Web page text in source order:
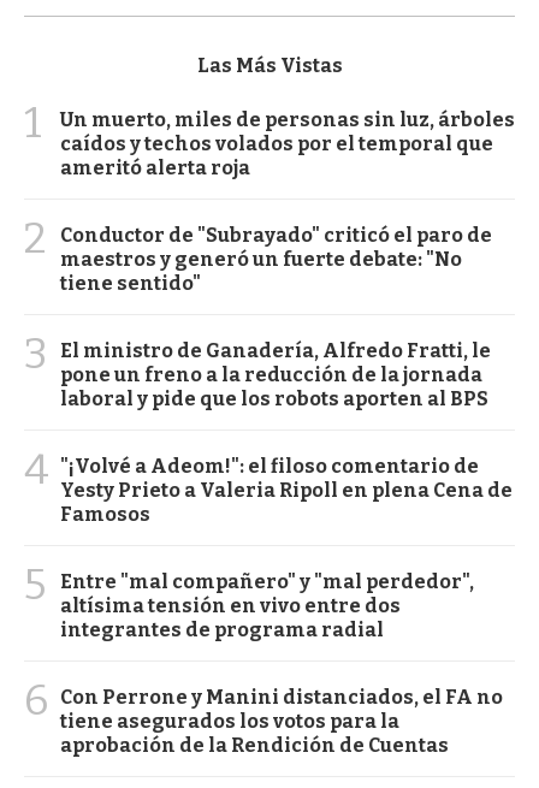
Las Más Vistas
1
Un muerto, miles de personas sin luz, árboles
caídos y techos volados por el temporal que
ameritó alerta roja
2
Conductor de "Subrayado" criticó el paro de
maestros y generó un fuerte debate: "No
tiene sentido"
3
El ministro de Ganadería, Alfredo Fratti, le
pone un freno a la reducción de la jornada
laboral y pide que los robots aporten al BPS
4 "¡Volvé a Adeom!": el filoso comentario de
Yesty Prieto a Valeria Ripoll en plena Cena de
Famosos
5
Entre "mal compañero" y "mal perdedor",
altísima tensión en vivo entre dos
integrantes de programa radial
6
Con Perrone y Manini distanciados, el FA no
tiene asegurados los votos para la
aprobación de la Rendición de Cuentas